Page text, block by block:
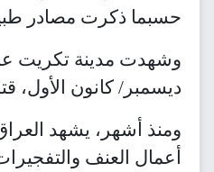
حسبما ذكرت مصادر
وشهدت مدينة تكريت
ديسمبر/ كانون الأول،
ومنذ أشهر، يشهد
أعمال العنف